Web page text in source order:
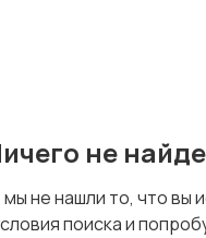
не
не нашли то, что вы
поиска и